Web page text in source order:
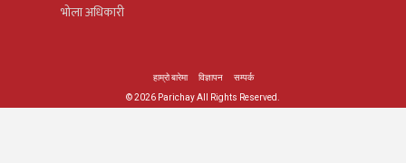
भोला अधिकारी
हाम्रो बारेमा विज्ञापन
सम्पर्क
© 2026 Parichay All Rights Reserved.